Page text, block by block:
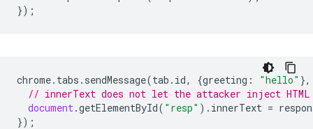
});
chrome. tabs . sendMessage(tab . id, {greeting : "hello" },
// innerText does not let the attacker inject HTML
document.getElementById( "resp" ). innerText =
});